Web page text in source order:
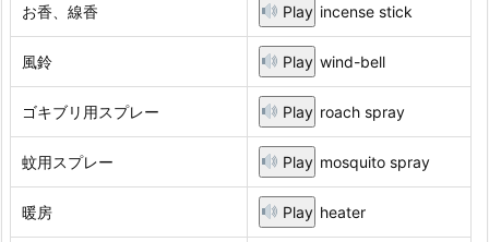
お香、線香 Play incense stick
風鈴 Play wind-bell
ゴキブリ用スプレー Play roach spray
蚊用スプレー Play mosquito spray
暖房 Play heater